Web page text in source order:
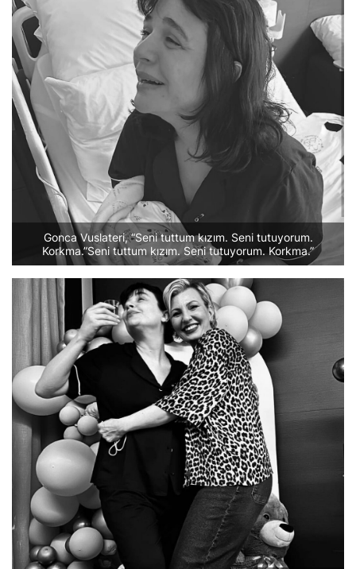
Gonca Vuslateri, “Seni tuttum kızım. Seni tutuyorum.
Korkma.”Seni tuttum kızım. Seni tutuyorum. Korkma.”